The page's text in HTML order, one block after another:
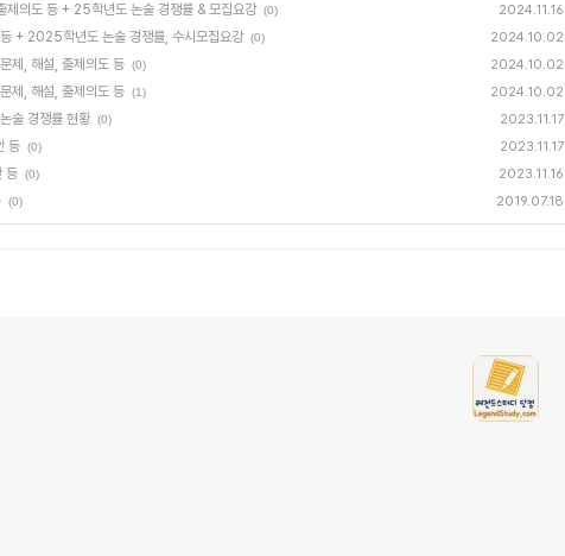
의도 등 + 25학년도 논술 경쟁률 & 모집요강 (0) 2024.11.16
+ 2025학년도 논술 경쟁률, 수시모집요강 (0) 2024.10.02
, 해설, 출제의도 등 (0) 2024.10.02
, 해설, 출제의도 등 (1) 2024.10.02
술 경쟁률 현황 (0) 2023.11.17
등 (0) 2023.11.17
등 (0) 2023.11.16
(0) 2019.07.18